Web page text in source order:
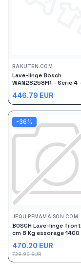
RAKUTEN.COM
Lave-linge Bosch
WAN28258FR - Série 4
libre - 8 Kg - 1400
Blanc
446.79 EUR
-36%
JEQUIPEMAMAISON.COM
BOSCH Lave-linge
cm 8 Kg essorage
470.20 EUR
729.90 EUR